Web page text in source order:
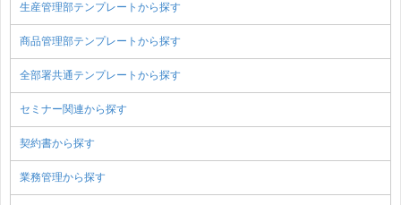
生産管理部テンプレートから探す
商品管理部テンプレートから探す
全部署共通テンプレートから探す
セミナー関連から探す
契約書から探す
業務管理から探す